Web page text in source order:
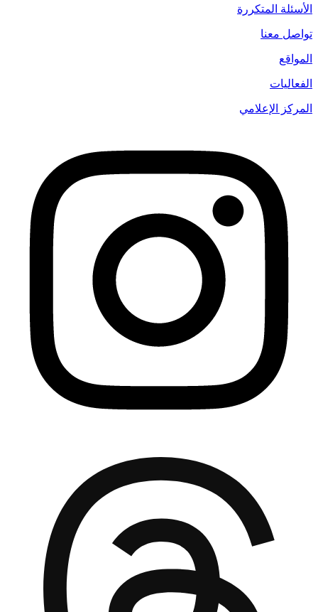
الأسئلة المتكررة
تواصل معنا
المواقع
الفعاليات
المركز الإعلامي